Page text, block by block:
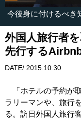
今後身に付けるべき
外国人旅行者
先行する
DATE/ 2015.10.30
「ホテルの予約が
ラリーマンや、旅行
る。訪日外国人旅行